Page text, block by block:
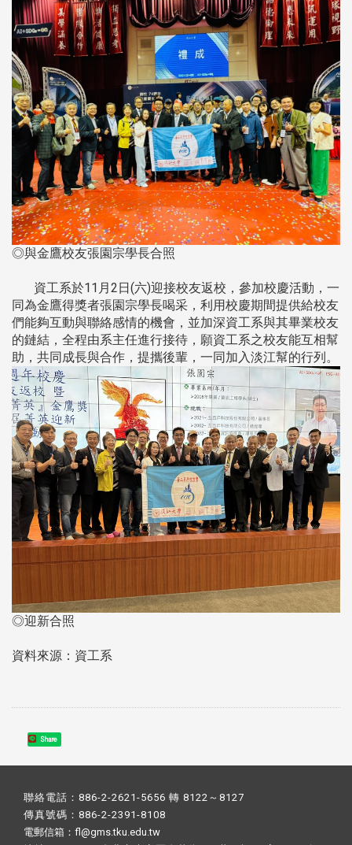
◎與金鷹校友張園宗學長合照
資工系於11月2日(六)迎接校友返校，參加校慶活動，一
同為金鷹得獎者張園宗學長喝采，利用校慶期間提供給校友
們能夠互動與聯絡感情的機會，並加深資工系與其畢業校友
的鏈結，全程由系主任進行接待，願資工系之校友能互相幫
助，共同成長與合作，提攜後輩，一同加入淡江幫的行列。
◎迎新合照
資料來源：資工系
Share
聯絡電話：886-2-2621-5656 轉 8122～8127
傳真號碼：886-2-2391-8108
電郵信箱：fl@gms.tku.edu.tw